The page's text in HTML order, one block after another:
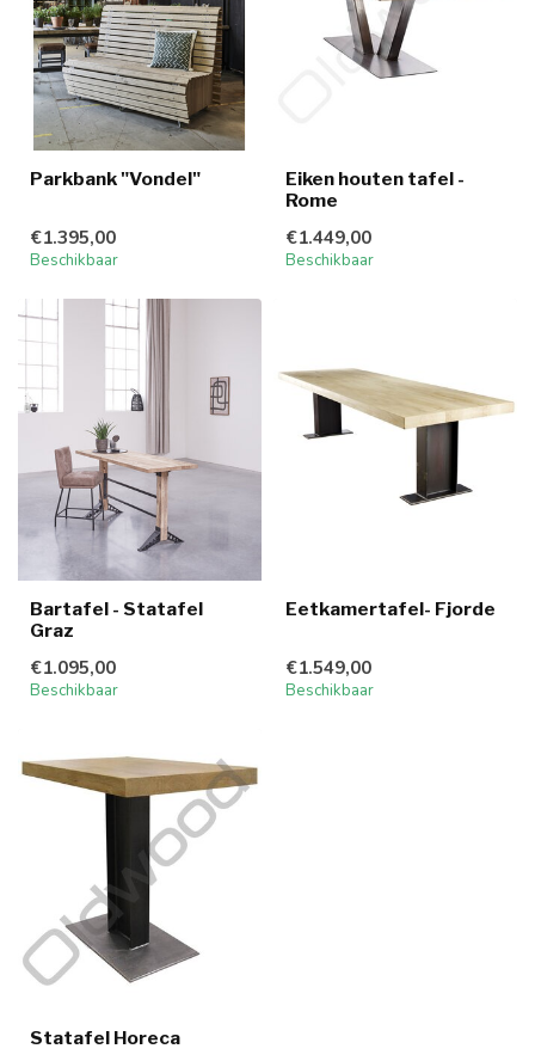
Parkbank "Vondel"
€1.395,00
Beschikbaar
Eiken houten tafel -
Rome
€1.449,00
Beschikbaar
Bartafel - Statafel
Graz
€1.095,00
Beschikbaar
Eetkamertafel- Fjorde
€1.549,00
Beschikbaar
Statafel Horeca